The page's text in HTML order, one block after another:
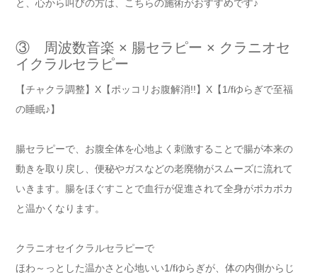
と、心から叫びの方は、こちらの施術がおすすめです♪
③ 周波数音楽 × 腸セラピー × クラニオセ
イクラルセラピー
【チャクラ調整】X【ポッコリお腹解消!!】X【1/fゆらぎで至福
の睡眠♪】
腸セラピーで、お腹全体を心地よく刺激することで腸が本来の
動きを取り戻し、便秘やガスなどの老廃物がスムーズに流れて
いきます。腸をほぐすことで血行が促進されて全身がポカポカ
と温かくなります。
クラニオセイクラルセラピーで
ほわ～っとした温かさと心地いい1/fゆらぎが、体の内側からじ